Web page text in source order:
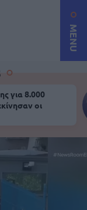
MENU
για 8.000
οι